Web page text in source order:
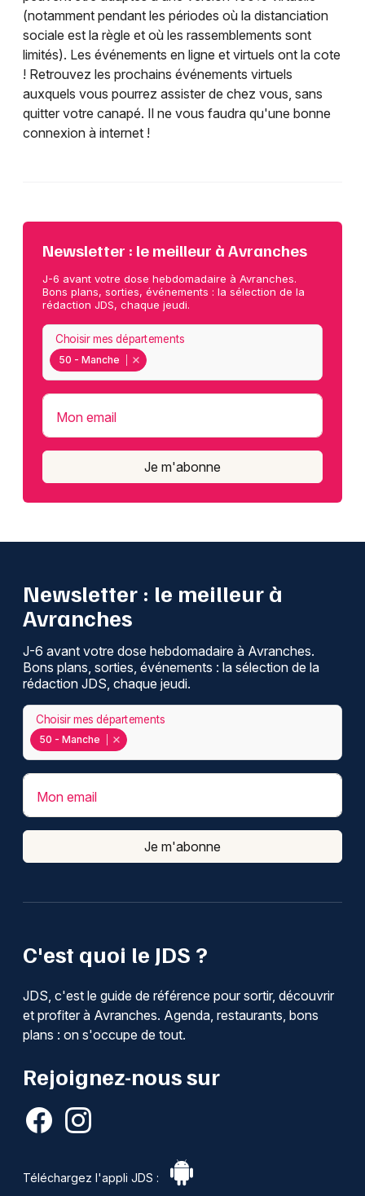
(notamment pendant les périodes où la distanciation
sociale est la règle et où les rassemblements sont
limités). Les événements en ligne et virtuels ont la cote
! Retrouvez les prochains événements virtuels
auxquels vous pourrez assister de chez vous, sans
quitter votre canapé. Il ne vous faudra qu'une bonne
connexion à internet !
Newsletter : le meilleur à Avranches
J-6 avant votre dose hebdomadaire à Avranches.
Bons plans, sorties, événements : la sélection de la
rédaction JDS, chaque jeudi.
50 - Manche
Choisir mes départements
Mon email
Je m'abonne
C'est quoi le JDS ?
JDS, c'est le guide de référence pour sortir, découvrir
et profiter à Avranches. Agenda, restaurants, bons
plans : on s'occupe de tout.
Rejoignez-nous sur
Téléchargez l'appli JDS :
Newsletter : le meilleur à
Avranches
J-6 avant votre dose hebdomadaire à Avranches.
Bons plans, sorties, événements : la sélection de la
rédaction JDS, chaque jeudi.
50 - Manche
Choisir mes départements
Mon email
Je m'abonne